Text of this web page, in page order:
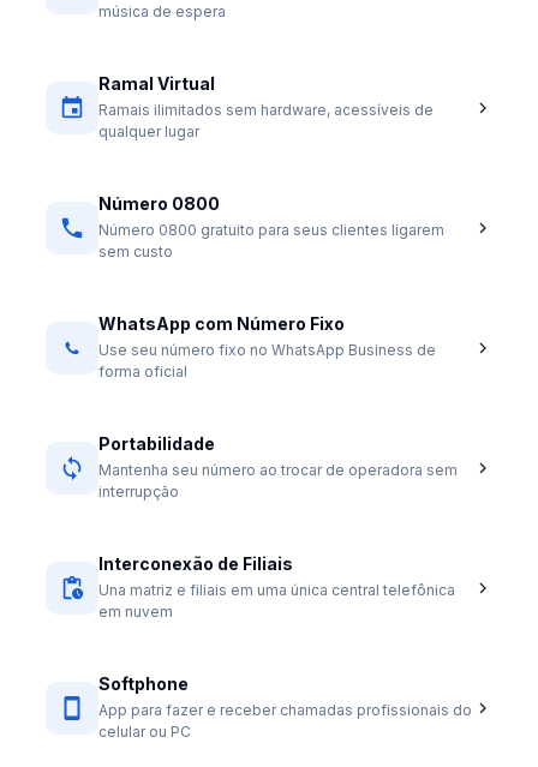
música de espera
Ramal Virtual
Ramais ilimitados sem hardware, acessíveis de
qualquer lugar
Número 0800
Número 0800 gratuito para seus clientes ligarem
sem custo
WhatsApp com Número Fixo
Use seu número fixo no WhatsApp Business de
forma oficial
Portabilidade
Mantenha seu número ao trocar de operadora sem
interrupção
Interconexão de Filiais
Una matriz e filiais em uma única central telefônica
em nuvem
Softphone
App para fazer e receber chamadas profissionais do
celular ou PC